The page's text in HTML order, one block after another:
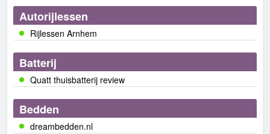
Autorijlessen
Rijlessen Arnhem
Batterij
Quatt thuisbatterij review
Bedden
dreambedden.nl